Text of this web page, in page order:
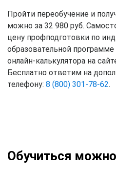
Пройти переобучение и
можно за 32 980 руб.
цену профподготовки по
образовательной
онлайн-калькулятора на
Бесплатно ответим на
телефону: 8 (800) 301-78-62.
Обучиться